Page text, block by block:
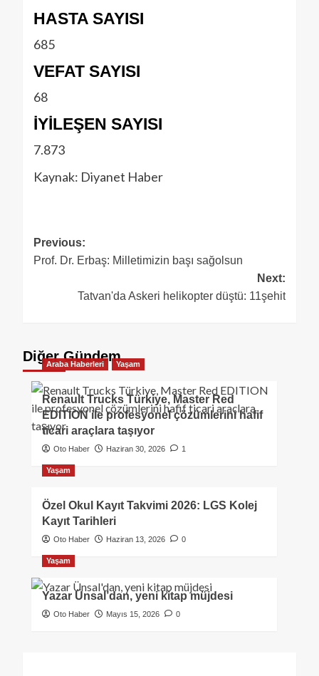
HASTA SAYISI
685
VEFAT SAYISI
68
İYİLEŞEN SAYISI
7.873
Kaynak: Diyanet Haber
Previous:
Prof. Dr. Erbaş: Milletimizin başı sağolsun
Next:
Tatvan'da Askeri helikopter düştü: 11şehit
Diğer Gündem
Araba Haberleri Yaşam
Renault Trucks Türkiye, Master Red
EDITION ile profesyonel çözümlerini hafif
ticari araçlara taşıyor
Oto Haber Haziran 30, 2026 1
Yaşam
Özel Okul Kayıt Takvimi 2026: LGS Kolej
Kayıt Tarihleri
Oto Haber Haziran 13, 2026 0
Yaşam
Yazar Ünsal’dan, yeni kitap müjdesi
Oto Haber Mayıs 15, 2026 0